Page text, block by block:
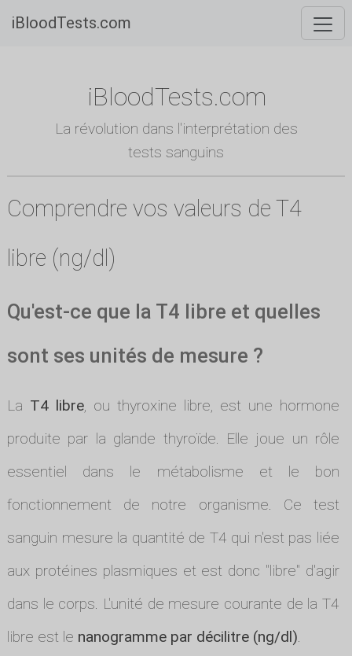
iBloodTests.com
iBloodTests.com
La révolution dans l'interprétation des
tests sanguins
Comprendre vos valeurs de T4
libre (ng/dl)
Qu'est-ce que la T4 libre et quelles
sont ses unités de mesure ?
La T4 libre, ou thyroxine libre, est une hormone
produite par la glande thyroïde. Elle joue un rôle
essentiel dans le métabolisme et le bon
fonctionnement de notre organisme. Ce test
sanguin mesure la quantité de T4 qui n'est pas liée
aux protéines plasmiques et est donc "libre" d'agir
dans le corps. L'unité de mesure courante de la T4
libre est le nanogramme par décilitre (ng/dl).